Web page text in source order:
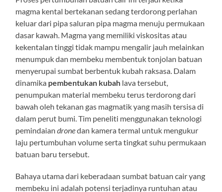
magma kental bertekanan sedang terdorong perlahan
keluar dari pipa saluran pipa magma menuju permukaan
dasar kawah. Magma yang memiliki viskositas atau
kekentalan tinggi tidak mampu mengalir jauh melainkan
menumpuk dan membeku membentuk tonjolan batuan
menyerupai sumbat berbentuk kubah raksasa. Dalam
dinamika pembentukan kubah lava tersebut,
penumpukan material membeku terus terdorong dari
bawah oleh tekanan gas magmatik yang masih tersisa di
dalam perut bumi. Tim peneliti menggunakan teknologi
pemindaiandronedan kamera termal untuk mengukur
laju pertumbuhan volume serta tingkat suhu permukaan
batuan baru tersebut.
Bahaya utama dari keberadaan sumbat batuan cair yang
membeku ini adalah potensi terjadinya runtuhan atau